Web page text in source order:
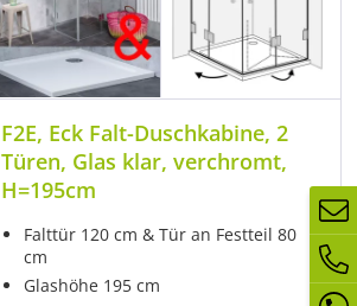
F2E, Eck Falt-Duschkabine, 2
Türen, Glas klar, verchromt,
H=195cm
Falttür 120 cm & Tür an Festteil 80
cm
Glashöhe 195 cm